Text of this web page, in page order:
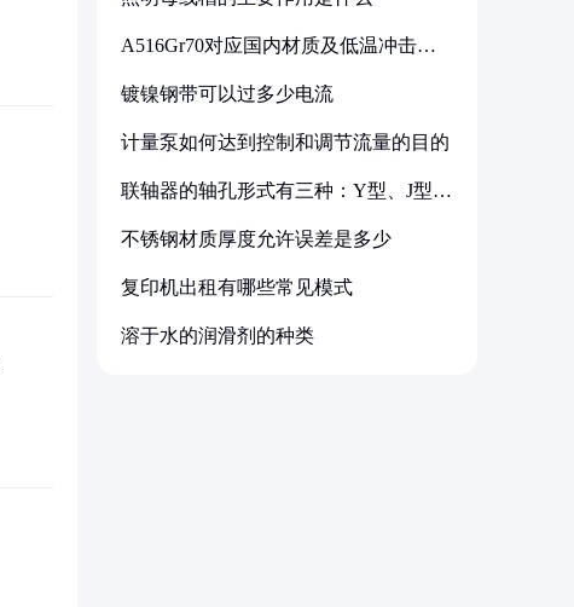
A516Gr70对应国内材质及低温冲击要
镀镍钢带可以过多少电流
计量泵如何达到控制和调节流量的目的
联轴器的轴孔形式有三种：Y型、J型、
不锈钢材质厚度允许误差是多少
复印机出租有哪些常见模式
溶于水的润滑剂的种类